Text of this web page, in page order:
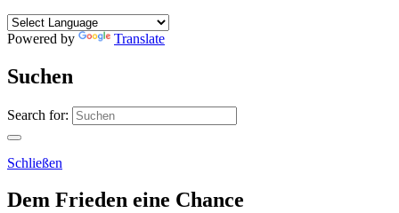
Powered by Translate
Suchen
Search for:
Schließen
Dem Frieden eine Chance